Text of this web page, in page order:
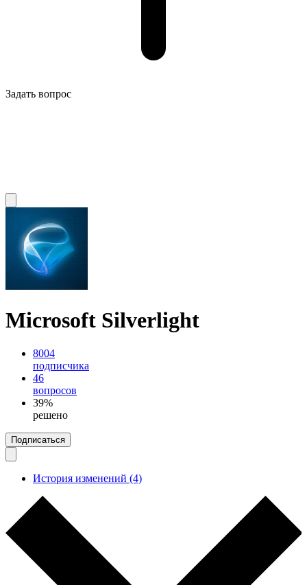
Задать вопрос
Microsoft Silverlight
8004
подписчика
46
вопросов
39%
решено
Подписаться
История изменений (4)